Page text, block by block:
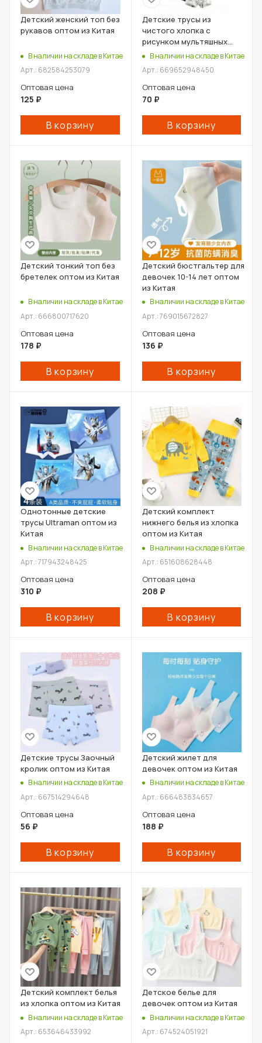
Детский женский топ без
рукавов оптом из Китая
В наличии на складе в Китае
Арт.: 682584253079
Оптовая цена
125 ₽
В корзину
Детские трусы из
чистого хлопка с
рисунком мультяшных
динозавров оптом из
В наличии на складе в Китае
Арт.: 669652948450
Оптовая цена
70 ₽
В корзину
Детский тонкий топ без
бретелек оптом из Китая
В наличии на складе в Китае
Арт.: 666800717620
Оптовая цена
178 ₽
В корзину
Детский бюстгальтер для
девочек 10-14 лет оптом
из Китая
В наличии на складе в Китае
Арт.: 769015672827
Оптовая цена
136 ₽
В корзину
Однотонные детские
трусы Ultraman оптом из
Китая
В наличии на складе в Китае
Арт.: 717943248425
Оптовая цена
310 ₽
В корзину
Детский комплект
нижнего белья из хлопка
оптом из Китая
В наличии на складе в Китае
Арт.: 651608628448
Оптовая цена
208 ₽
В корзину
Детские трусы Заочный
кролик оптом из Китая
В наличии на складе в Китае
Арт.: 667514294648
Оптовая цена
56 ₽
В корзину
Детский жилет для
девочек оптом из Китая
В наличии на складе в Китае
Арт.: 666483834657
Оптовая цена
188 ₽
В корзину
Детский комплект белья
из хлопка оптом из Китая
В наличии на складе в Китае
Арт.: 653646433992
Детское белье для
девочек оптом из Китая
В наличии на складе в Китае
Арт.: 674524051921